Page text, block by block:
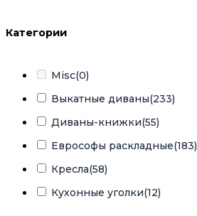
Категории
Misc(0)
Выкатные диваны(233)
Диваны-книжки(55)
Еврософы раскладные(183)
Кресла(58)
Кухонные уголки(12)